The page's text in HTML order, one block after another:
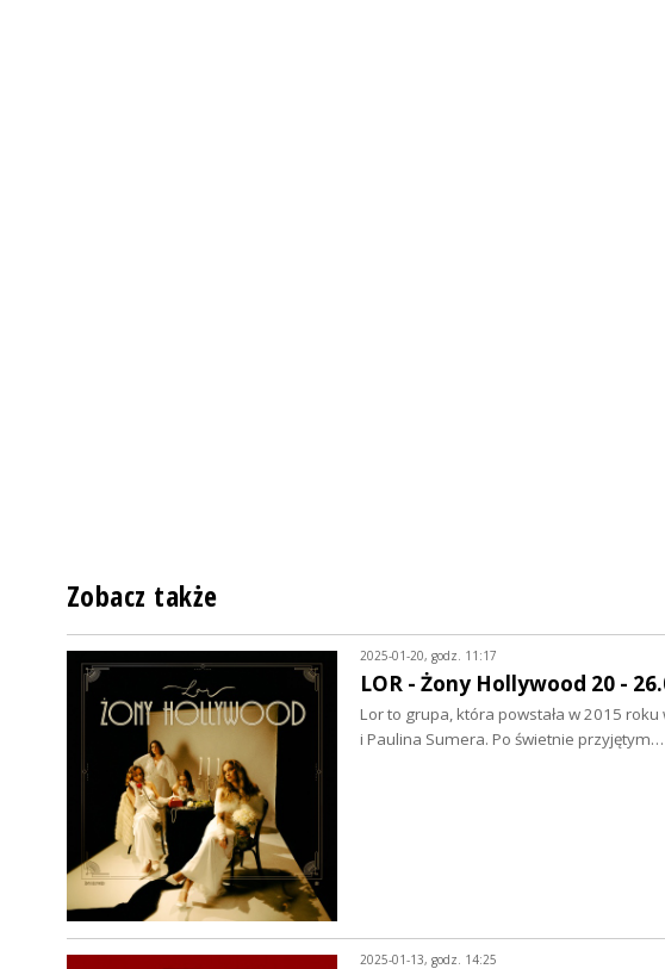
Zobacz także
2025-01-20, godz. 11:17
LOR - Żony Hollywood 20 -
Lor to grupa, która powstała w 2015 roku
i Paulina Sumera. Po świetnie przyjętym…
2025-01-13, godz. 14:25